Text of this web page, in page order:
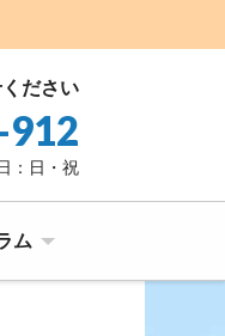
ださい
：日・祝
ム